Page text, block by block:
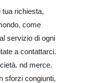
richiesta,
come
servizio di ogni
a contattarci.
nd merce.
sforzi congiunti,